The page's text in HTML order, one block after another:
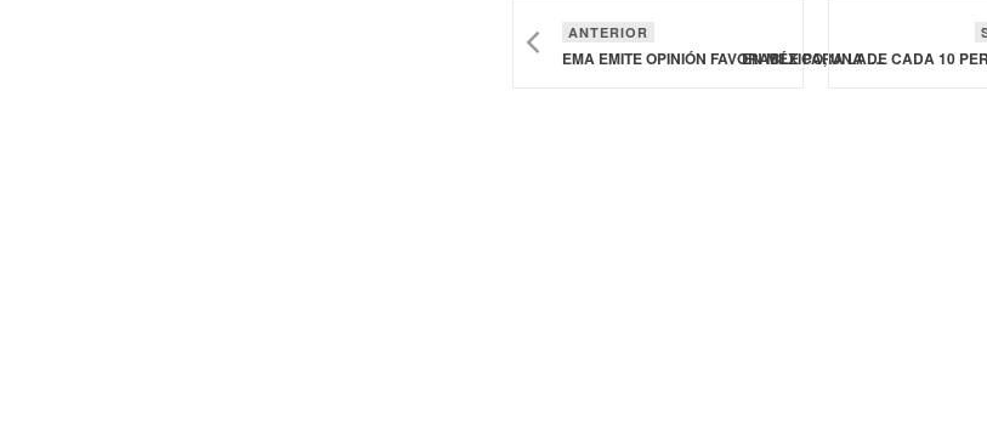
ANTERIOR
EMA EMITE OPINIÓN FAVORABLE PARA LA NUEVA DOSIS DE 7.2 MG DE SEMAGLUTIDA DE NOVO NORDISK PARA BAJAR DE PESO